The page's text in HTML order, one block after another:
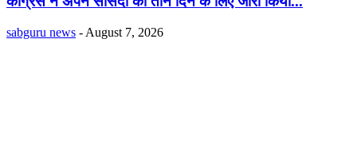
sabguru news - August 7, 2026